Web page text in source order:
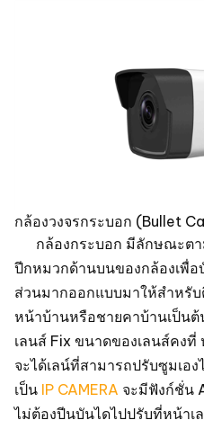
กล้องวงจรกระบอก (Bullet
กล้องกระบอก มีลักษณะตา
ปีกหมวกด้านบนของกล้องเพื่อ
ส่วนมากออกแบบมาให้สำหรั
หน้าบ้านหรือชายคาบ้านเป็นต้
เลนส์ Fix ขนาดของเลนส์คง
จะได้เลน์ที่สามารถปรับซูมเอ
เป็น IP CAMERA จะมีฟังก์ชั่น
ไม่ต้องปีนบันไดไปปรับที่หน้าเ